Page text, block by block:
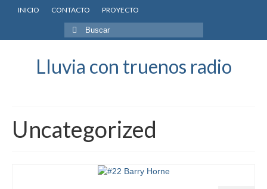
INICIO CONTACTO PROYECTO
Buscar
por:
Lluvia con truenos radio
Uncategorized